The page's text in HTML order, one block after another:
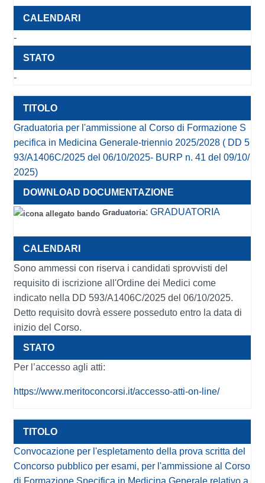
-
-
Graduatoria per l'ammissione al Corso di Formazione S
pecifica in Medicina Generale-triennio 2025/2028 ( DD 5
93/A1406C/2025 del 06/10/2025- BURP n. 41 del 09/10/
2025)
Graduatoria:GRADUATORIA
Sono ammessi con riserva i candidati sprovvisti del
requisito di iscrizione all'Ordine dei Medici come
indicato nella DD 593/A1406C/2025 del 06/10/2025.
Detto requisito dovrà essere posseduto entro la data di
inizio del Corso.
Per l’accesso agli atti:
https://www.meritoconcorsi.it/accesso-atti-on-line/
Convocazione per l'espletamento della prova scritta del
Concorso pubblico per esami, per l'ammissione al Corso
di Formazione Specifica in Medicina Generale relativo a